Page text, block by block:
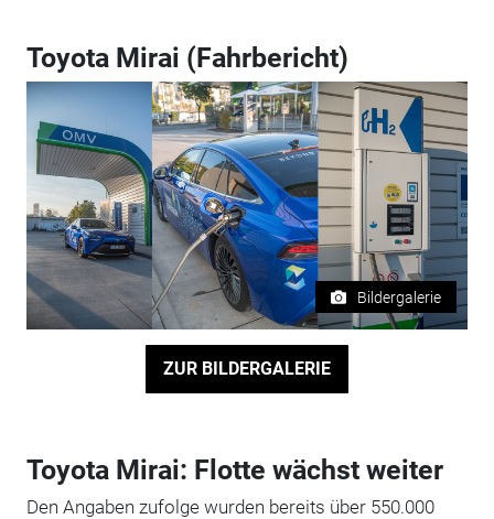
Toyota Mirai (Fahrbericht)
Bildergalerie
ZUR BILDERGALERIE
Toyota Mirai: Flotte wächst weiter
Den Angaben zufolge wurden bereits über 550.000